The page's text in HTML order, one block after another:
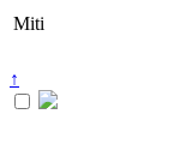
Miti
↑